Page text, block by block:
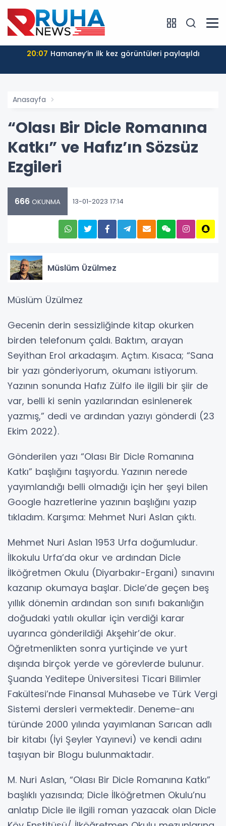
20:07 Hamaney’in ilk kez görüntüleri paylaşıldı
Anasayfa
“Olası Bir Dicle Romanına
Katkı” ve Hafız’ın Sözsüz
Ezgileri
666 OKUNMA 13-01-2023 17:14
Müslüm Üzülmez
Müslüm Üzülmez
Gecenin derin sessizliğinde kitap okurken
birden telefonum çaldı. Baktım, arayan
Seyithan Erol arkadaşım. Açtım. Kısaca; “Sana
bir yazı gönderiyorum, okumanı istiyorum.
Yazının sonunda Hafız Zülfo ile ilgili bir şiir de
var, belli ki senin yazılarından esinlenerek
yazmış,” dedi ve ardından yazıyı gönderdi (23
Ekim 2022).
Gönderilen yazı “Olası Bir Dicle Romanına
Katkı” başlığını taşıyordu. Yazının nerede
yayımlandığı belli olmadığı için her şeyi bilen
Google hazretlerine yazının başlığını yazıp
tıkladım. Karşıma: Mehmet Nuri Aslan çıktı.
Mehmet Nuri Aslan 1953 Urfa doğumludur.
İlkokulu Urfa’da okur ve ardından Dicle
İlköğretmen Okulu (Diyarbakır-Ergani) sınavını
kazanıp okumaya başlar. Dicle’de geçen beş
yıllık dönemin ardından son sınıfı bakanlığın
doğudaki yatılı okullar için verdiği karar
uyarınca gönderildiği Akşehir’de okur.
Öğretmenlikten sonra yurtiçinde ve yurt
dışında birçok yerde ve görevlerde bulunur.
Şuanda Yeditepe Üniversitesi Ticari Bilimler
Fakültesi’nde Finansal Muhasebe ve Türk Vergi
Sistemi dersleri vermektedir. Deneme-anı
türünde 2000 yılında yayımlanan Sarıcan adlı
bir kitabı (İyi Şeyler Yayınevi) ve kendi adını
taşıyan bir Blogu bulunmaktadır.
M. Nuri Aslan, “Olası Bir Dicle Romanına Katkı”
başlıklı yazısında; Dicle İlköğretmen Okulu’nu
anlatıp Dicle ile ilgili roman yazacak olan Dicle